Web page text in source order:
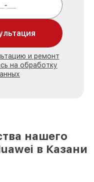
и ремонт
на обработку
нашего
в Казани